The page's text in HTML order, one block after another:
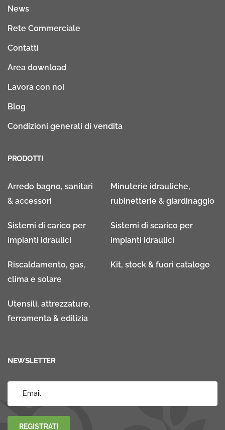
News
Rete Commerciale
Contatti
Area download
Lavora con noi
Blog
Condizioni generali di vendita
PRODOTTI
Arredo bagno, sanitari
& accessori
Minuterie idrauliche,
rubinetterie & giardinaggio
Sistemi di carico per
impianti idraulici
Sistemi di scarico per
impianti idraulici
Riscaldamento, gas,
clima e solare
Kit, stock & fuori catalogo
Utensili, attrezzature,
ferramenta & edilizia
NEWSLETTER
REGISTRATI